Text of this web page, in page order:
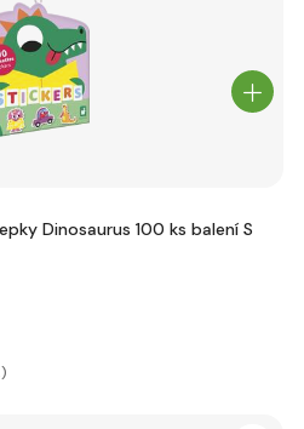
Dinosaurus 100 ks balení S